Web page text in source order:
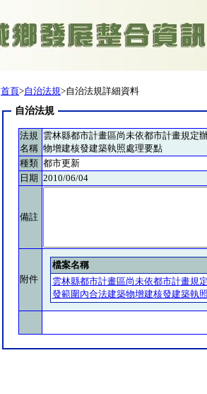
首頁>自治法規>自治法規詳細資料
自治法規
法規
名稱
雲林縣都市計畫區尚未依都市計畫規定
物增建核發建築執照處理要點
種類 都市更新
日期 2010/06/04
備註
附件
檔案名稱
雲林縣都市計畫區尚未依都市計畫規
發範圍內合法建築物增建核發建築執